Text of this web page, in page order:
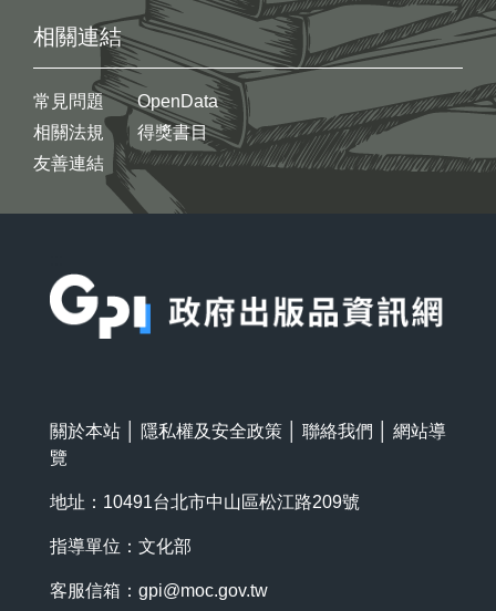
相關連結
常見問題
相關法規
友善連結
OpenData
得獎書目
關於本站 隱私權及安全政策 聯絡我們
網站導
覽
地址：10491台北市中山區松江路209號
指導單位：文化部
客服信箱： gpi@moc.gov.tw